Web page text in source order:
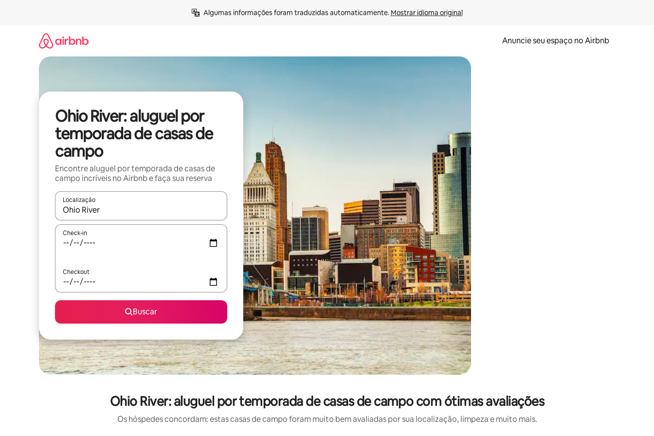
Algumas informações foram traduzidas automaticamente. Mostrar idioma original
Anuncie seu espaço no Airbnb
Ohio River: aluguel por
temporada de casas de
campo
Encontre aluguel por temporada de casas de
campo incríveis no Airbnb e faça sua reserva
Localização
Quando os resultados estiverem disponíveis, explore-os usando as seta para cima e para baixo do teclado ou tocando e deslizando o dedo na tela.
Check-in
Checkout
Buscar
Ohio River: aluguel por temporada de casas de campo com ótimas avaliações
Os hóspedes concordam: estas casas de campo foram muito bem avaliadas por sua localização, limpeza e muito mais.